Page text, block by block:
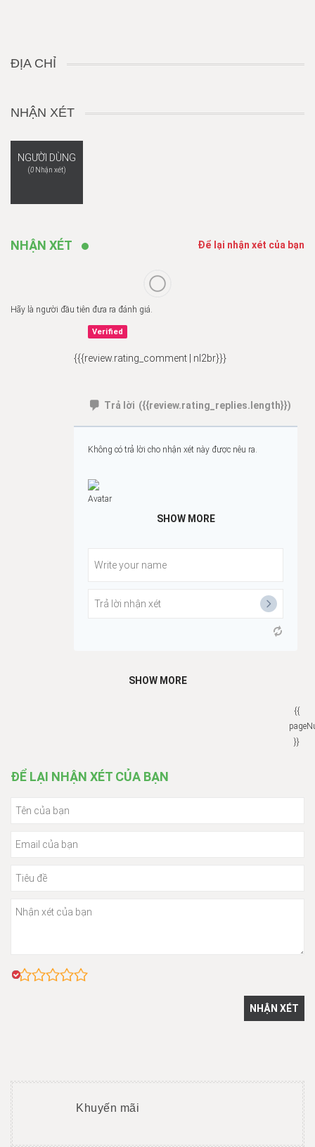
ĐỊA CHỈ
NHẬN XÉT
NGƯỜI DÙNG
(0Nhận xét)
NHẬN XÉT Để lại nhận xét của bạn
Hãy là người đầu tiên đưa ra đánh giá.
Verified
{{{review.rating_comment | nl2br}}}
Trả lời ({{review.rating_replies.length}})
Không có trả lời cho nhận xét này được nêu ra.
SHOW MORE
SHOW MORE
{{
}}
ĐỂ LẠI NHẬN XÉT CỦA BẠN
Khuyến mãi